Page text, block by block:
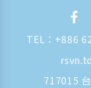
TEL： +886
717015